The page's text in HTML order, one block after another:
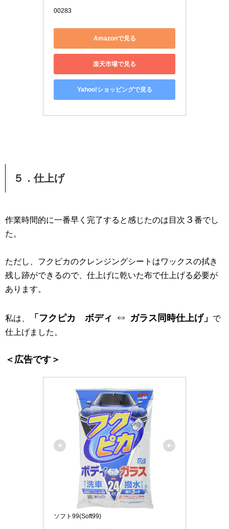
00283
Amazonで見る
楽天市場で見る
Yahoo!ショッピングで見る
５．仕上げ
作業時間的に一番早く完了すると感じたのは目次 ３ 番でし
た。
ただし、フクピカのクレンジングシートはワックスの拭き
残し跡ができるので、仕上げに乾いた布で仕上げる必要が
あります。
私は、 「フクピカ ボディ ⇔ ガラス同時仕上げ」
で
仕上げました。
＜広告です＞
ソフト99(Soft99)